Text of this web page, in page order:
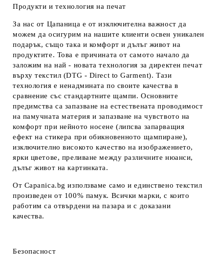
Продукти и технология на печат
За нас от Цапаница е от изключителна важност да
можем да осигурим на нашите клиенти освен уникален
подарък, също така и комфорт и дълъг живот на
продуктите. Това е причината от самото начало да
заложим на най - новата технология за директен печат
върху текстил (DTG - Direct to Garment). Тази
технология е ненадмината по своите качества в
сравнение със стандартните щампи. Основните
предимства са запазване на естествената проводимост
на памучната материя и запазване на чувството на
комфорт при нейното носене (липсва запарващия
ефект на стикера при обикновенното щампиране),
изключително високото качество на изображението,
ярки цветове, преливане между различните нюанси,
дълъг живот на картинката.
От Capanica.bg използваме само и единствено текстил
произведен от 100% памук. Всички марки, с които
работим са отвърдени на пазара и с доказани
качества.
Безопасност